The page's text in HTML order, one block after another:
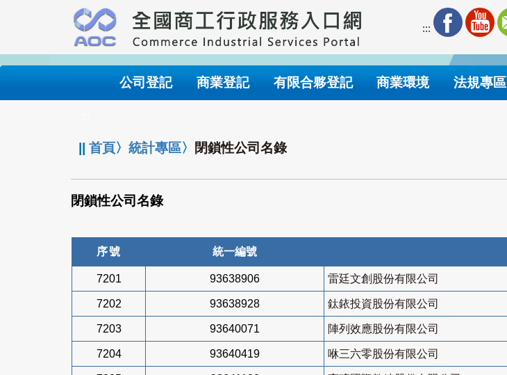
要
內
:::
公司登記 商業登記 有限合夥登記 商業環境 法規專區
||首頁〉統計專區〉 閉鎖性公司名錄
閉鎖性公司名錄
序號 統一編號
7201 93638906 雷廷文創股份有限公司
7202 93638928 鈦銥投資股份有限公司
7203 93640071 陣列效應股份有限公司
7204 93640419 咻三六零股份有限公司